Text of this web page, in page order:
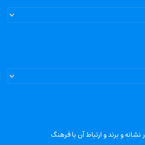
و برند و ارتباط آن با فرهنگ